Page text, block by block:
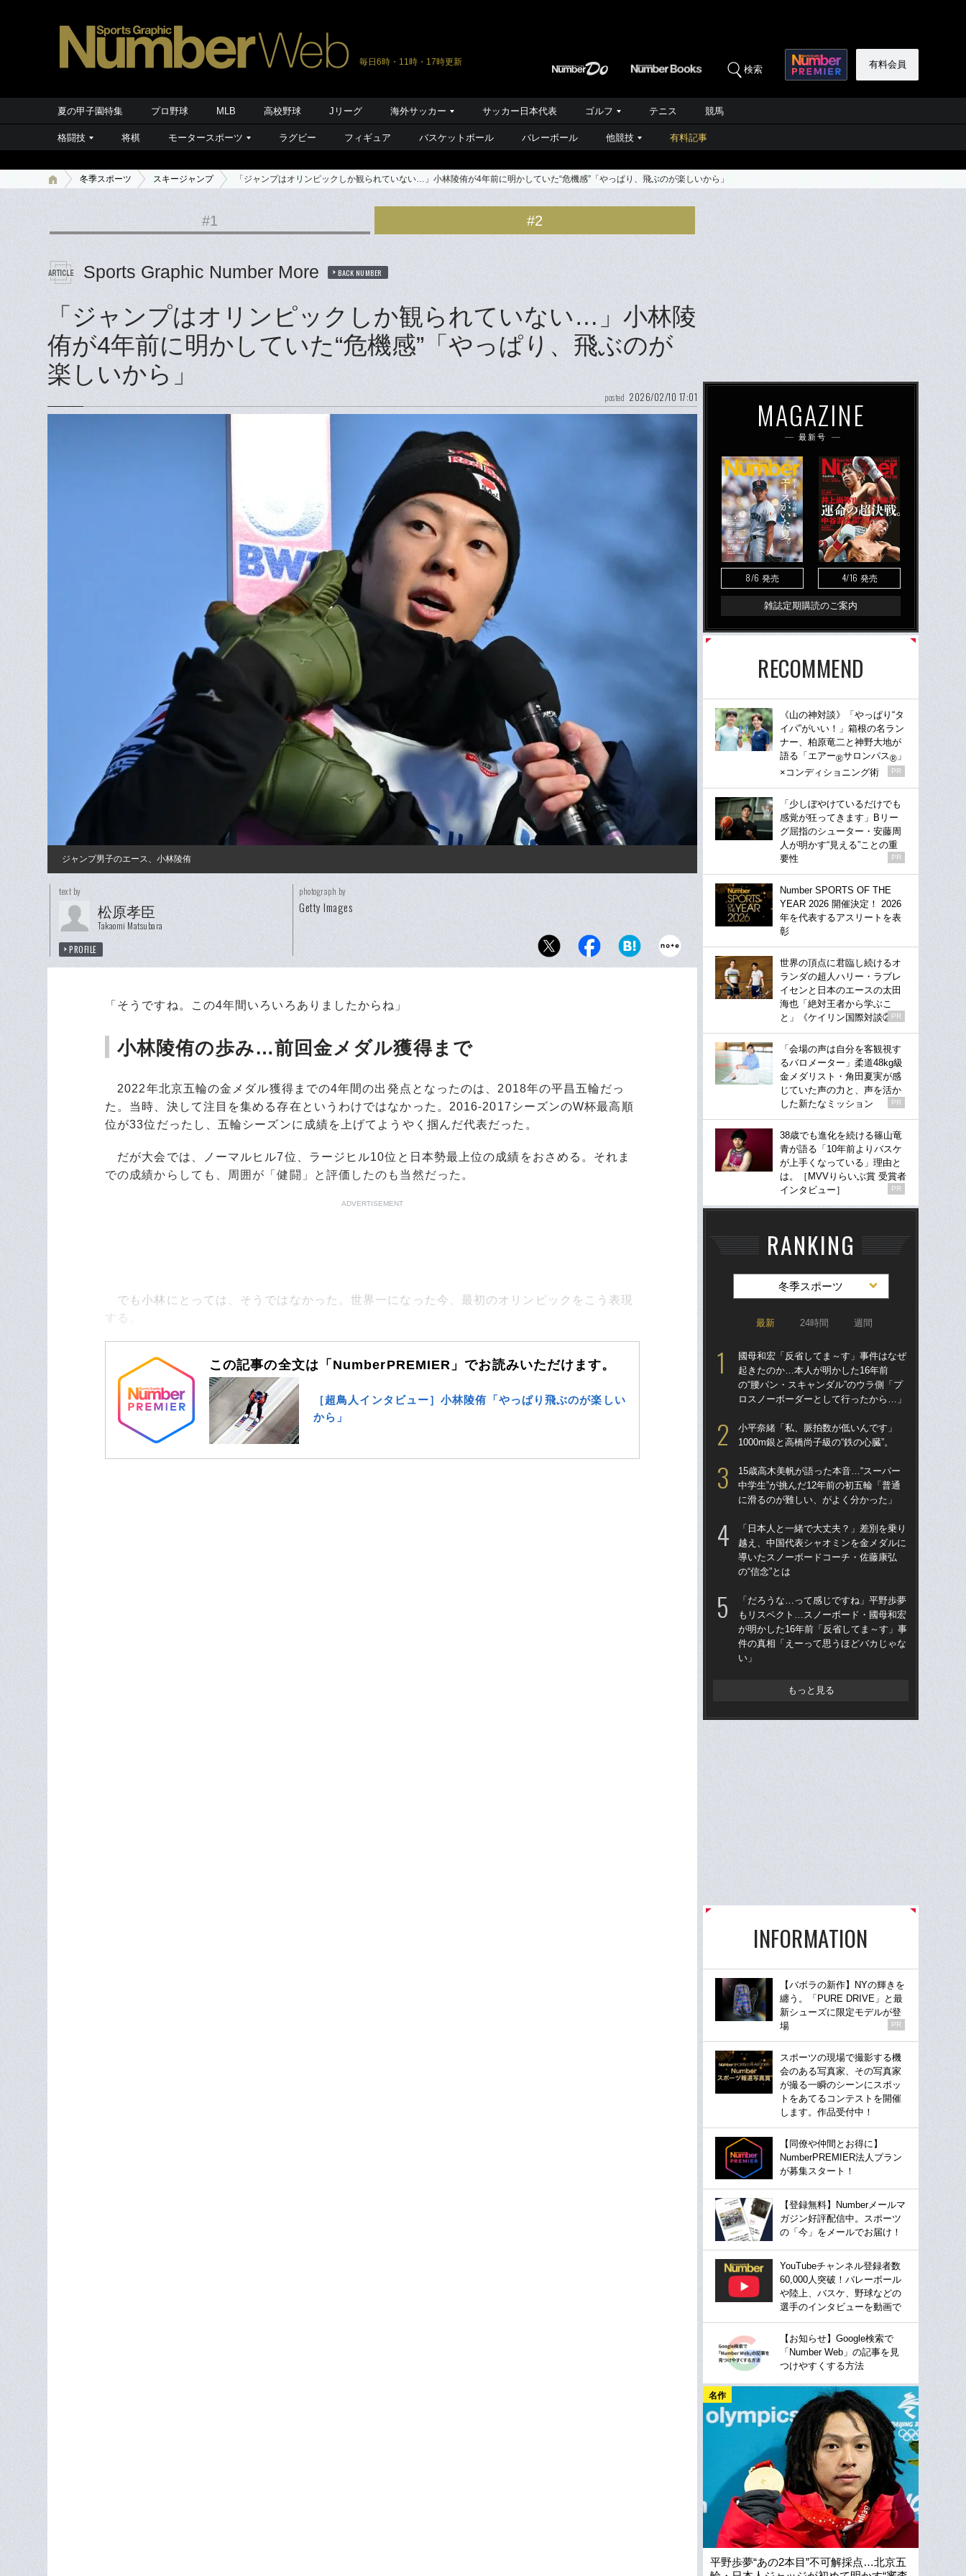
毎日6時・11時・17時更新
検索 有料会員
夏の甲子園特集 プロ野球 MLB 高校野球 Jリーグ 海外サッカー サッカー日本代表 ゴルフ テニス 競馬
格闘技 将棋 モータースポーツ ラグビー フィギュア バスケットボール バレーボール 他競技 有料記事
冬季スポーツ スキージャンプ 「ジャンプはオリンピックしか観られていない…」小林陵侑が4年前に明かしていた“危機感”「やっぱり、飛ぶのが楽しいから」
#1 #2
Sports Graphic Number More BACK NUMBER
「ジャンプはオリンピックしか観られていない…」小林陵
侑が4年前に明かしていた“危機感”「やっぱり、飛ぶのが
楽しいから」
posted 2026/02/10 17:01
ジャンプ男子のエース、小林陵侑
text by
松原孝臣
Takaomi Matsubara
PROFILE
photograph by
Getty Images
「そうですね。この4年間いろいろありましたからね」
小林陵侑の歩み…前回金メダル獲得まで
2022年北京五輪の金メダル獲得までの4年間の出発点となったのは、2018年の平昌五輪だっ
た。当時、決して注目を集める存在というわけではなかった。2016-2017シーズンのW杯最高順
位が33位だったし、五輪シーズンに成績を上げてようやく掴んだ代表だった。
だが大会では、ノーマルヒル7位、ラージヒル10位と日本勢最上位の成績をおさめる。それま
での成績からしても、周囲が「健闘」と評価したのも当然だった。
ADVERTISEMENT
でも小林にとっては、そうではなかった。世界一になった今、最初のオリンピックをこう表現
する。
この記事の全文は「NumberPREMIER」でお読みいただけます。
［超鳥人インタビュー］小林陵侑「やっぱり飛ぶのが楽しい
から」
MAGAZINE
最新号
8/6 発売 4/16 発売
雑誌定期購読のご案内
RECOMMEND
《山の神対談》「やっぱり“タ
イパ”がいい！」箱根の名ラン
ナー、柏原竜二と神野大地が
語る「エアー®サロンパス® 」
×コンディショニング術
PR
「少しぼやけているだけでも
感覚が狂ってきます」Bリー
グ屈指のシューター・安藤周
人が明かす“見える”ことの重
要性
PR
Number SPORTS OF THE
YEAR 2026 開催決定！ 2026
年を代表するアスリートを表
彰
世界の頂点に君臨し続けるオ
ランダの超人ハリー・ラブレ
イセンと日本のエースの太田
海也「絶対王者から学ぶこ
と」《ケイリン国際対談②》
PR
「会場の声は自分を客観視す
るバロメーター」柔道48kg級
金メダリスト・角田夏実が感
じていた声の力と、声を活か
した新たなミッション
PR
38歳でも進化を続ける篠山竜
青が語る「10年前よりバスケ
が上手くなっている」理由と
は。［MVVりらいぶ賞 受賞者
インタビュー］
PR
RANKING
冬季スポーツ
最新 24時間 週間
國母和宏「反省してま～す」事件はなぜ
起きたのか…本人が明かした16年前
の“腰パン・スキャンダル”のウラ側「プ
ロスノーボーダーとして行ったから…」
小平奈緒「私、脈拍数が低いんです」
1000m銀と高橋尚子級の“鉄の心臓”。
15歳高木美帆が語った本音…“スーパー
中学生”が挑んだ12年前の初五輪「普通
に滑るのが難しい、がよく分かった」
「日本人と一緒で大丈夫？」差別を乗り
越え、中国代表シャオミンを金メダルに
導いたスノーボードコーチ・佐藤康弘
の“信念”とは
「だろうな…って感じですね」平野歩夢
もリスペクト…スノーボード・國母和宏
が明かした16年前「反省してま～す」事
件の真相「えーって思うほどバカじゃな
い」
もっと見る
INFORMATION
【バボラの新作】NYの輝きを
纏う。「PURE DRIVE」と最
新シューズに限定モデルが登
場
PR
スポーツの現場で撮影する機
会のある写真家、その写真家
が撮る一瞬のシーンにスポッ
トをあてるコンテストを開催
します。作品受付中！
【同僚や仲間とお得に】
NumberPREMIER法人プラン
が募集スタート！
【登録無料】Numberメールマ
ガジン好評配信中。スポーツ
の「今」をメールでお届け！
YouTubeチャンネル登録者数
60,000人突破！バレーボール
や陸上、バスケ、野球などの
選手のインタビューを動画で
【お知らせ】Google検索で
「Number Web」の記事を見
つけやすくする方法
名作
平野歩夢“あの2本目”不可解採点…北京五